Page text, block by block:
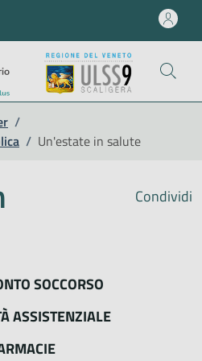
/
/ Un'estate in salute
Condividi
SOCCORSO
ASSISTENZIALE